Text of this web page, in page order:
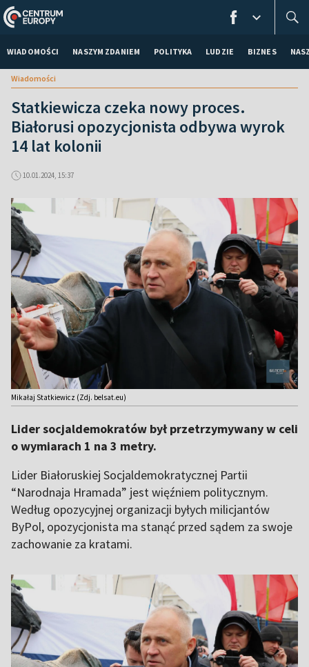
WIADOMOŚCI NASZYM ZDANIEM POLITYKA LUDZIE BIZNES
Wiadomości
Statkiewicza czeka nowy proces.
Białorusi opozycjonista odbywa wyrok
14 lat kolonii
10.01.2024, 15:37
Mikałaj Statkiewicz (Zdj. belsat.eu)
Lider socjaldemokratów był przetrzymywany w celi
o wymiarach 1 na 3 metry.
Lider Białoruskiej Socjaldemokratycznej Partii
“Narodnaja Hramada” jest więźniem politycznym.
Według opozycyjnej organizacji byłych milicjantów
ByPol, opozycjonista ma stanąć przed sądem za swoje
zachowanie za kratami.